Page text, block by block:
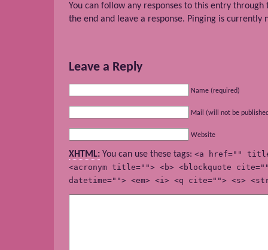
You can follow any responses to this entry
the end and leave a response. Pinging is currently
Leave a Reply
Name (required)
Mail (will not be
Website
XHTML: You can use these tags: <a href=""
<acronym title=""> <b> <blockquote
datetime=""> <em> <i> <q cite=""> <s>